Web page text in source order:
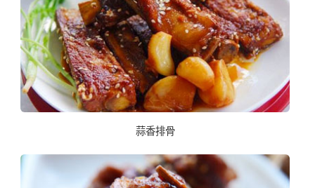
蒜香排骨